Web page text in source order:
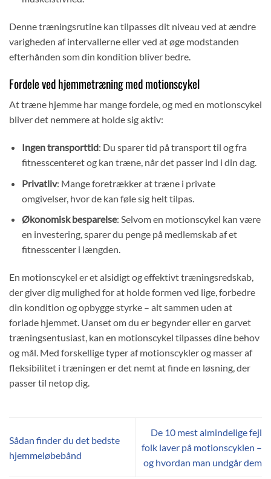
Denne træningsrutine kan tilpasses dit niveau ved at ændre
varigheden af intervallerne eller ved at øge modstanden
efterhånden som din kondition bliver bedre.
Fordele ved hjemmetræning med motionscykel
At træne hjemme har mange fordele, og med en motionscykel
bliver det nemmere at holde sig aktiv:
Ingen transporttid: Du sparer tid på transport til og fra
fitnesscenteret og kan træne, når det passer ind i din dag.
Privatliv: Mange foretrækker at træne i private
omgivelser, hvor de kan føle sig helt tilpas.
Økonomisk besparelse: Selvom en motionscykel kan være
en investering, sparer du penge på medlemskab af et
fitnesscenter i længden.
En motionscykel er et alsidigt og effektivt træningsredskab,
der giver dig mulighed for at holde formen ved lige, forbedre
din kondition og opbygge styrke – alt sammen uden at
forlade hjemmet. Uanset om du er begynder eller en garvet
træningsentusiast, kan en motionscykel tilpasses dine behov
og mål. Med forskellige typer af motionscykler og masser af
fleksibilitet i træningen er det nemt at finde en løsning, der
passer til netop dig.
Sådan finder du det bedste
hjemmeløbebånd
De 10 mest almindelige fejl
folk laver på motionscyklen –
og hvordan man undgår dem